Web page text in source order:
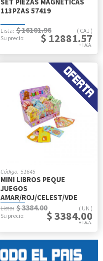
113PZAS 57419
CAJ
$ 16101.96
$ 12881.57
51645
MINI LIBROS PEQUE
JUEGOS
AMAR/ROJ/CELEST/VDE
UN
$ 3384.00
$ 3384.00